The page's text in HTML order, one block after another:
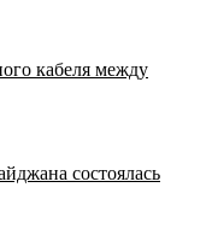
кабеля между
состоялась